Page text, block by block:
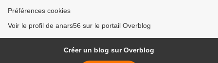
Préférences cookies
Voir le profil de anars56 sur le portail Overblog
Créer un blog sur Overblog